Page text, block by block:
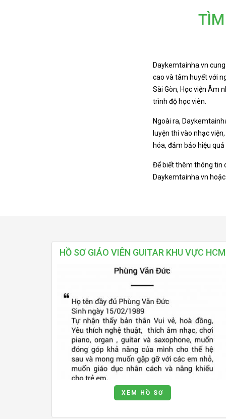
TÌM
Daykemtainha.vn
cao và tâm huyết với
Sài Gòn, Học viện Âm
trình độ học viên.
Ngoài ra,
luyện thi vào nhạc
hóa, đảm bảo hiệu
Để biết thêm thông tin
Daykemtainha.vn
HỒ SƠ GIÁO VIÊN GUITAR KHU VỰC HCM
XEM HỒ SƠ